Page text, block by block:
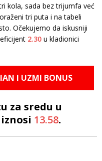
kola, sada bez trijumfa već
tri puta i na tabeli
Očekujemo da iskusniji
2.30 u kladionici
I UZMI BONUS
za sredu u
iznosi 13.58.